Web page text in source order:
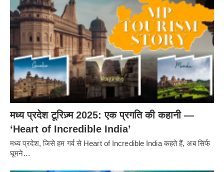
मध्य प्रदेश टूरिज़्म 2025: एक प्रगति की कहानी —
‘Heart of Incredible India’
मध्य प्रदेश, जिसे हम गर्व से Heart of Incredible India कहते हैं, अब सिर्फ
घूमने…